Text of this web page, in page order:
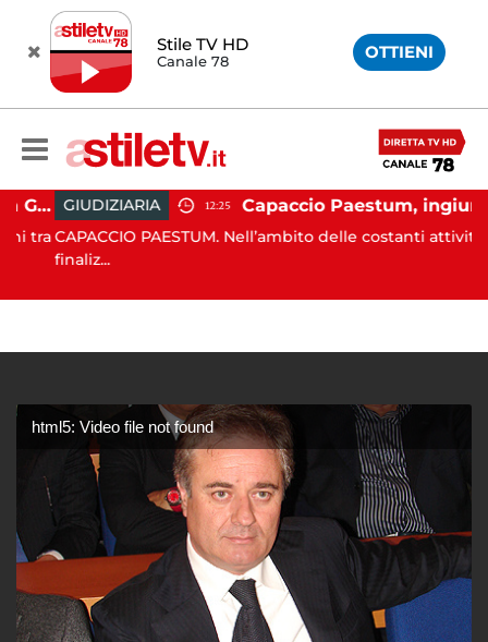
Stile TV HD
Canale 78 OTTIENI
Capaccio Paestum, istituita la Guardia Medica Turistica presso il Psaut di Piazza Santini
tra
GIUDIZIARIA 12:25 Capaccio Paestum, ingiurie alla Polizia Municipale sui social: indagato un cittadino
CAPACCIO PAESTUM. Nell’ambito delle costanti attività
finaliz...
html5: Video file not found